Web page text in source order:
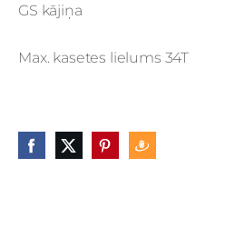
GS kājiņa
Max. kasetes lielums 34T